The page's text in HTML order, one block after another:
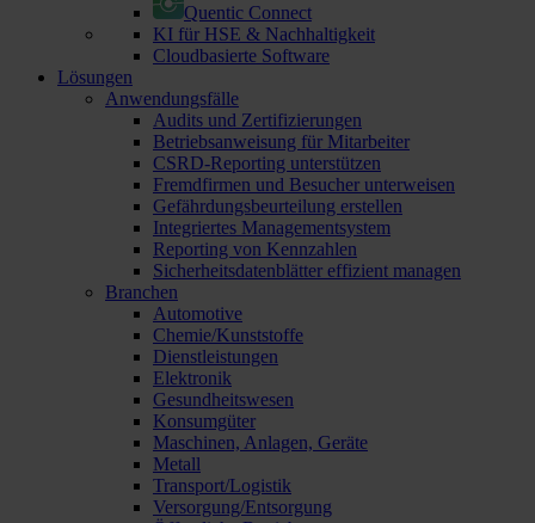
Quentic Connect
KI für HSE & Nachhaltigkeit
Cloudbasierte Software
Lösungen
Anwendungsfälle
Audits und Zertifizierungen
Betriebsanweisung für Mitarbeiter
CSRD-Reporting unterstützen
Fremdfirmen und Besucher unterweisen
Gefährdungsbeurteilung erstellen
Integriertes Managementsystem
Reporting von Kennzahlen
Sicherheitsdatenblätter effizient managen
Branchen
Automotive
Chemie/Kunststoffe
Dienstleistungen
Elektronik
Gesundheitswesen
Konsumgüter
Maschinen, Anlagen, Geräte
Metall
Transport/Logistik
Versorgung/Entsorgung